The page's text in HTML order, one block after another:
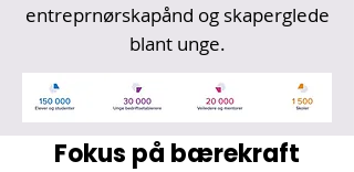
entreprnørskapånd og skaperglede
blant unge.
Fokus på bærekraft